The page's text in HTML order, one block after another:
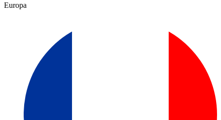
Europa​​